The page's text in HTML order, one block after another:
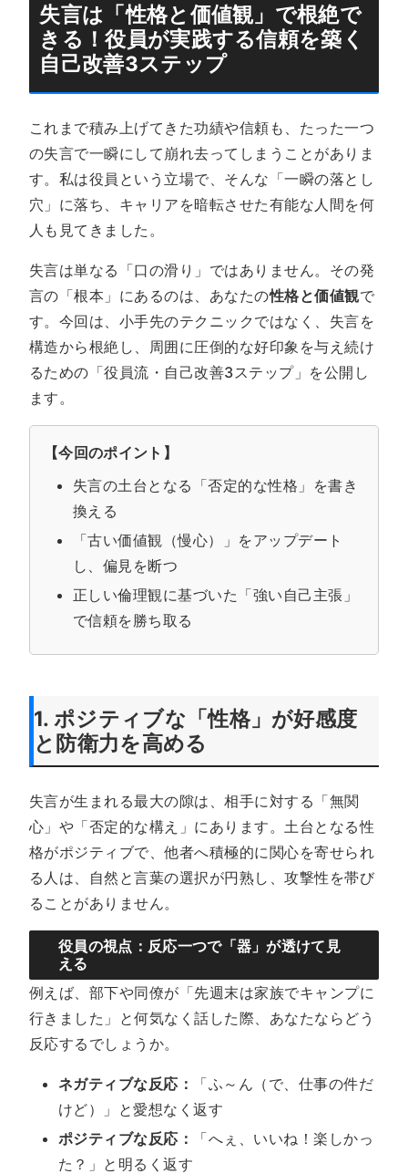
失言は「性格と価値観」で根絶で
きる！役員が実践する信頼を築く
自己改善3ステップ
これまで積み上げてきた功績や信頼も、たった一つ
の失言で一瞬にして崩れ去ってしまうことがありま
す。私は役員という立場で、そんな「一瞬の落とし
穴」に落ち、キャリアを暗転させた有能な人間を何
人も見てきました。
失言は単なる「口の滑り」ではありません。その発
言の「根本」にあるのは、あなたの性格と価値観で
す。今回は、小手先のテクニックではなく、失言を
構造から根絶し、周囲に圧倒的な好印象を与え続け
るための「役員流・自己改善3ステップ」を公開し
ます。
【今回のポイント】
失言の土台となる「否定的な性格」を書き
換える
「古い価値観（慢心）」をアップデート
し、偏見を断つ
正しい倫理観に基づいた「強い自己主張」
で信頼を勝ち取る
1. ポジティブな「性格」が好感度
と防衛力を高める
失言が生まれる最大の隙は、相手に対する「無関
心」や「否定的な構え」にあります。土台となる性
格がポジティブで、他者へ積極的に関心を寄せられ
る人は、自然と言葉の選択が円熟し、攻撃性を帯び
ることがありません。
役員の視点：反応一つで「器」が透けて見
える
例えば、部下や同僚が「先週末は家族でキャンプに
行きました」と何気なく話した際、あなたならどう
反応するでしょうか。
ネガティブな反応：
「ふ～ん（で、仕事の件だ
けど）」と愛想なく返す
ポジティブな反応：
「へぇ、いいね！楽しかっ
た？」と明るく返す